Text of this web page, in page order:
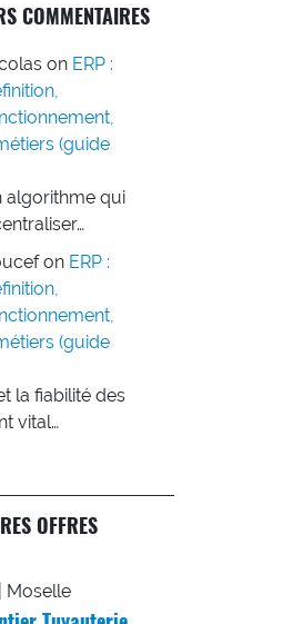
COMMENTAIRES
on ERP :
(guide
algorithme qui
on ERP :
(guide
la fiabilité des
vital…
OFFRES
Moselle